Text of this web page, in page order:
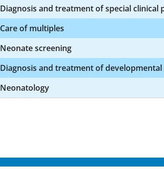
Diagnosis and treatment of special
Care of multiples
Neonate screening
Diagnosis and treatment of
Neonatology